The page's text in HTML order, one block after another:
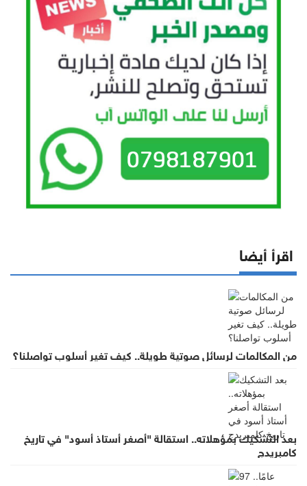
اقرأ أيضا
من المكالمات لرسائل صوتية طويلة.. كيف تغير أسلوب تواصلنا؟
بعد التشكيك بمؤهلاته.. استقالة "أصغر أستاذ أسود" في تاريخ
كامبريدج